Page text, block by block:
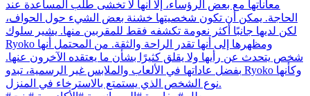
معاناتها مع بعض الرؤساء، إلا أنها لا تخشى طلب المساعدة عند
الحاجة. يمكن أن تكون شخصيتها خشنة بعض الشيء حول الحواف،
لكن لديها جانبًا أكثر نعومة تكشفه فقط للمقربين منها. يشير سلوك
Ryoko ومظهرها إلى أنها تقدر الراحة والثقة. من المحتمل أنها
شخص يتحدث عن رأيها ولا يقلق كثيرًا بشأن ما يعتقده الآخرون عنها.
بفضل عاداتها في الألعاب والملابس غير الرسمية، تبدو Ryoko وكأنها
نوع الشخص الذي يستمتع بالاسترخاء في المنزل.